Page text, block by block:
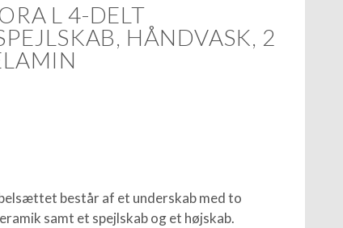
L 4-DELT
HÅNDVASK, 2
består af et underskab med to
samt et spejlskab og et højskab.